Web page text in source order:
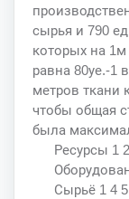
сырья и 790
которых на
равна 80уе.-1
метров ткани
чтобы общая
была
Ресурсы 1
Сырьё 1 4 5